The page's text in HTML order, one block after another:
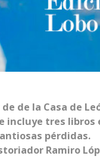
de la Casa de
tres libros
pérdidas.
Ramiro